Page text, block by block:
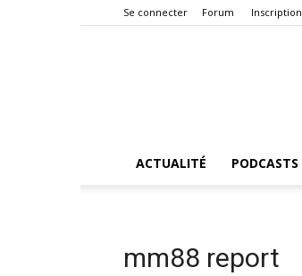
Se connecter Forum Inscription
ACTUALITÉ PODCASTS
mm88 report